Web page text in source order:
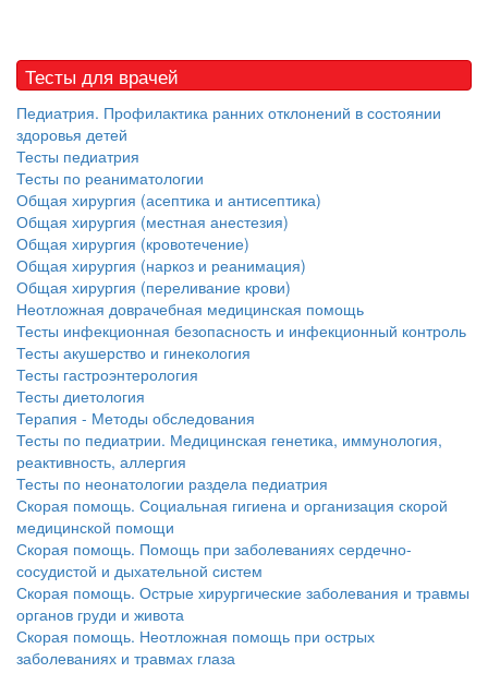
Тесты для врачей
Педиатрия. Профилактика ранних отклонений в состоянии
здоровья детей
Тесты педиатрия
Тесты по реаниматологии
Общая хирургия (асептика и антисептика)
Общая хирургия (местная анестезия)
Общая хирургия (кровотечение)
Общая хирургия (наркоз и реанимация)
Общая хирургия (переливание крови)
Неотложная доврачебная медицинская помощь
Тесты инфекционная безопасность и инфекционный контроль
Тесты акушерство и гинекология
Тесты гастроэнтерология
Тесты диетология
Терапия - Методы обследования
Тесты по педиатрии. Медицинская генетика, иммунология,
реактивность, аллергия
Тесты по неонатологии раздела педиатрия
Скорая помощь. Социальная гигиена и организация скорой
медицинской помощи
Скорая помощь. Помощь при заболеваниях сердечно-
сосудистой и дыхательной систем
Скорая помощь. Острые хирургические заболевания и травмы
органов груди и живота
Скорая помощь. Неотложная помощь при острых
заболеваниях и травмах глаза